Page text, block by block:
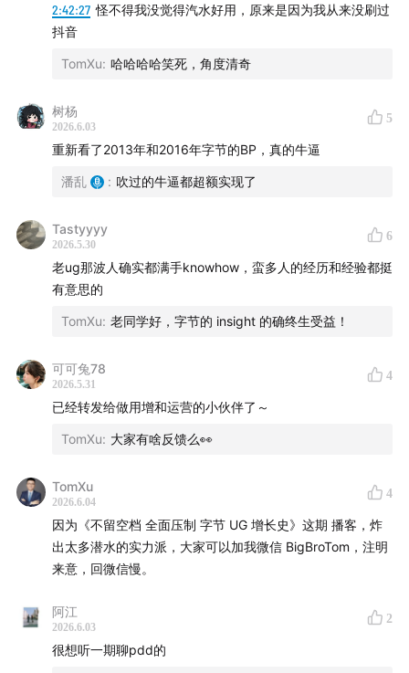
【图】▲2018年初，张楠（Kelly）在混沌大学的分享《产
14:23 认知错位：实验公司，不是产品公司
• 增长是一门科学，不是玄学
• 增长团队怎么更多的介入产品里面去？
力
• 字节在做增长的时候，ROI是最核心的考量的指标吗？
二、UG系统是怎么搭出来的——从买量到操作系统
了，但对外非常低调。增长做到最后其实是拼商业化能力。
8、Tom哥 我听完了 受益匪浅。我简单介绍一下我现在做的
事情，之前咱们也认识，我是meta做增长的（a/b测试那一
9、前辈好～小宇宙听了你和潘乱的博客，作为也是UG Push
的算法同学收获很大也非常有共鸣，听得热血澎湃，应该是
块关于用户打扰度的模型就是我在22年底做的哈，被cue到
节真的是一个可以快速成长的宝藏公司。
长史，潘乱老师很会问，Tom老师完全一手信息知无不言，
与其说干货很多不如说全程行业秘辛，一瞥我们曾经历的那
些暗流涌动的互联网战争水面下的部分，很精彩，去听
2:42:27 怪不得我没觉得汽水好用，原来是因为我从来没刷过
抖音
TomXu: 哈哈哈哈笑死，角度清奇
树杨
2026.6.03
5
重新看了2013年和2016年字节的BP，真的牛逼
潘乱 : 吹过的牛逼都超额实现了
Tastyyyy
2026.5.30
6
老ug那波人确实都满手knowhow，蛮多人的经历和经验都挺
有意思的
TomXu: 老同学好，字节的 insight 的确终生受益！
可可兔78
2026.5.31
4
已经转发给做用增和运营的小伙伴了～
TomXu: 大家有啥反馈么👀
TomXu
2026.6.04
4
因为《不留空档 全面压制 字节 UG 增长史》这期 播客，炸
出太多潜水的实力派，大家可以加我微信 BigBroTom，注明
来意，回微信慢。
阿江
2026.6.03
2
很想听一期聊pdd的